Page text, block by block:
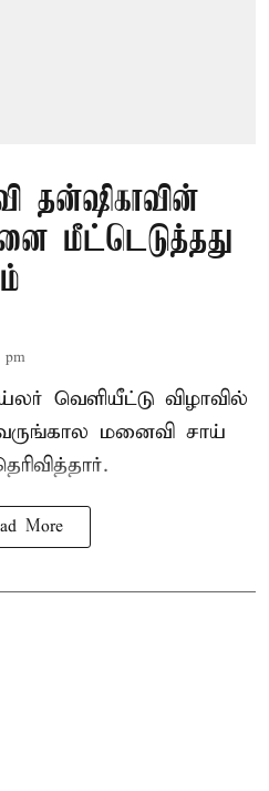
தன்ஷிகாவின்
மீட்டெடுத்தது
pm
வெளியீட்டு விழாவில்
மனைவி சாய்
More